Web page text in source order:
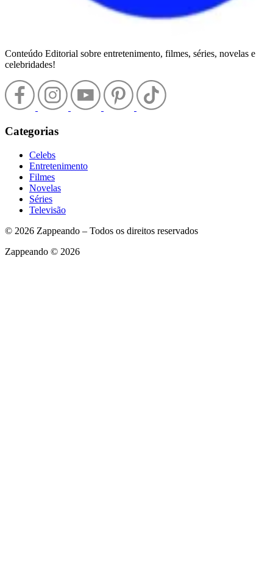
Conteúdo Editorial sobre entretenimento, filmes, séries, novelas e
celebridades!
Categorias
Celebs
Entretenimento
Filmes
Novelas
Séries
Televisão
© 2026 Zappeando – Todos os direitos reservados
Zappeando © 2026